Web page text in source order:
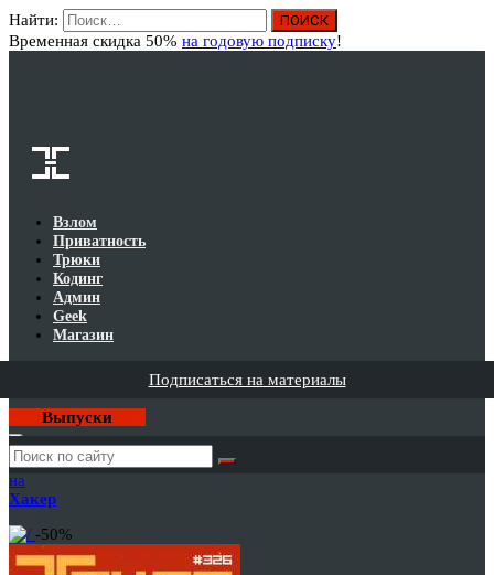
Найти:
Временная скидка 50% на годовую подписку!
Взлом
Приватность
Трюки
Кодинг
Админ
Geek
Магазин
Подписаться на материалы
Выпуски
Годовая
подписка
на
Хакер
-50%